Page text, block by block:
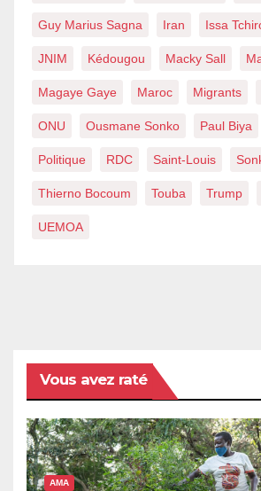
Guy Marius Sagna Iran Issa
JNIM Kédougou Macky Sall
Magaye Gaye Maroc Migrants
ONU Ousmane Sonko Paul Biya
Politique RDC Saint-Louis
Thierno Bocoum Touba Trump
UEMOA
Vous avez raté
AMA